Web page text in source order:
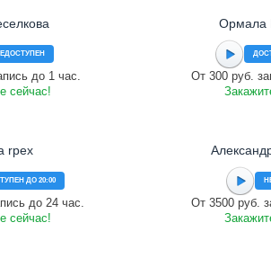
до 1 час.
сейчас!
Ормала
От 300 руб.
rpex
ДО 20:00
до 24 час.
сейчас!
От 3500 руб.